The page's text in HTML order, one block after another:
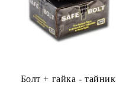
Болт + гайка - тайник